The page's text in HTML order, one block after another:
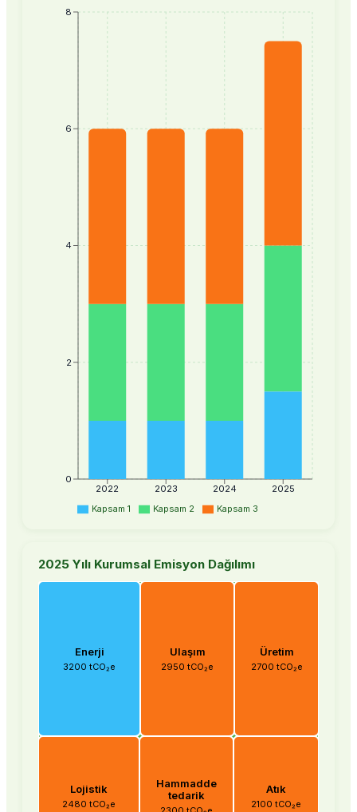
2022 2023 2024 2025
0
2
4
6
8
Kapsam 1 Kapsam 2 Kapsam 3
2025 Yılı Kurumsal Emisyon Dağılımı
Enerji
3200 tCO₂e
Ulaşım
2950 tCO₂e
Üretim
2700 tCO₂e
Lojistik
2480 tCO₂e
Hammadde
tedarik
Atık
2100 tCO₂e